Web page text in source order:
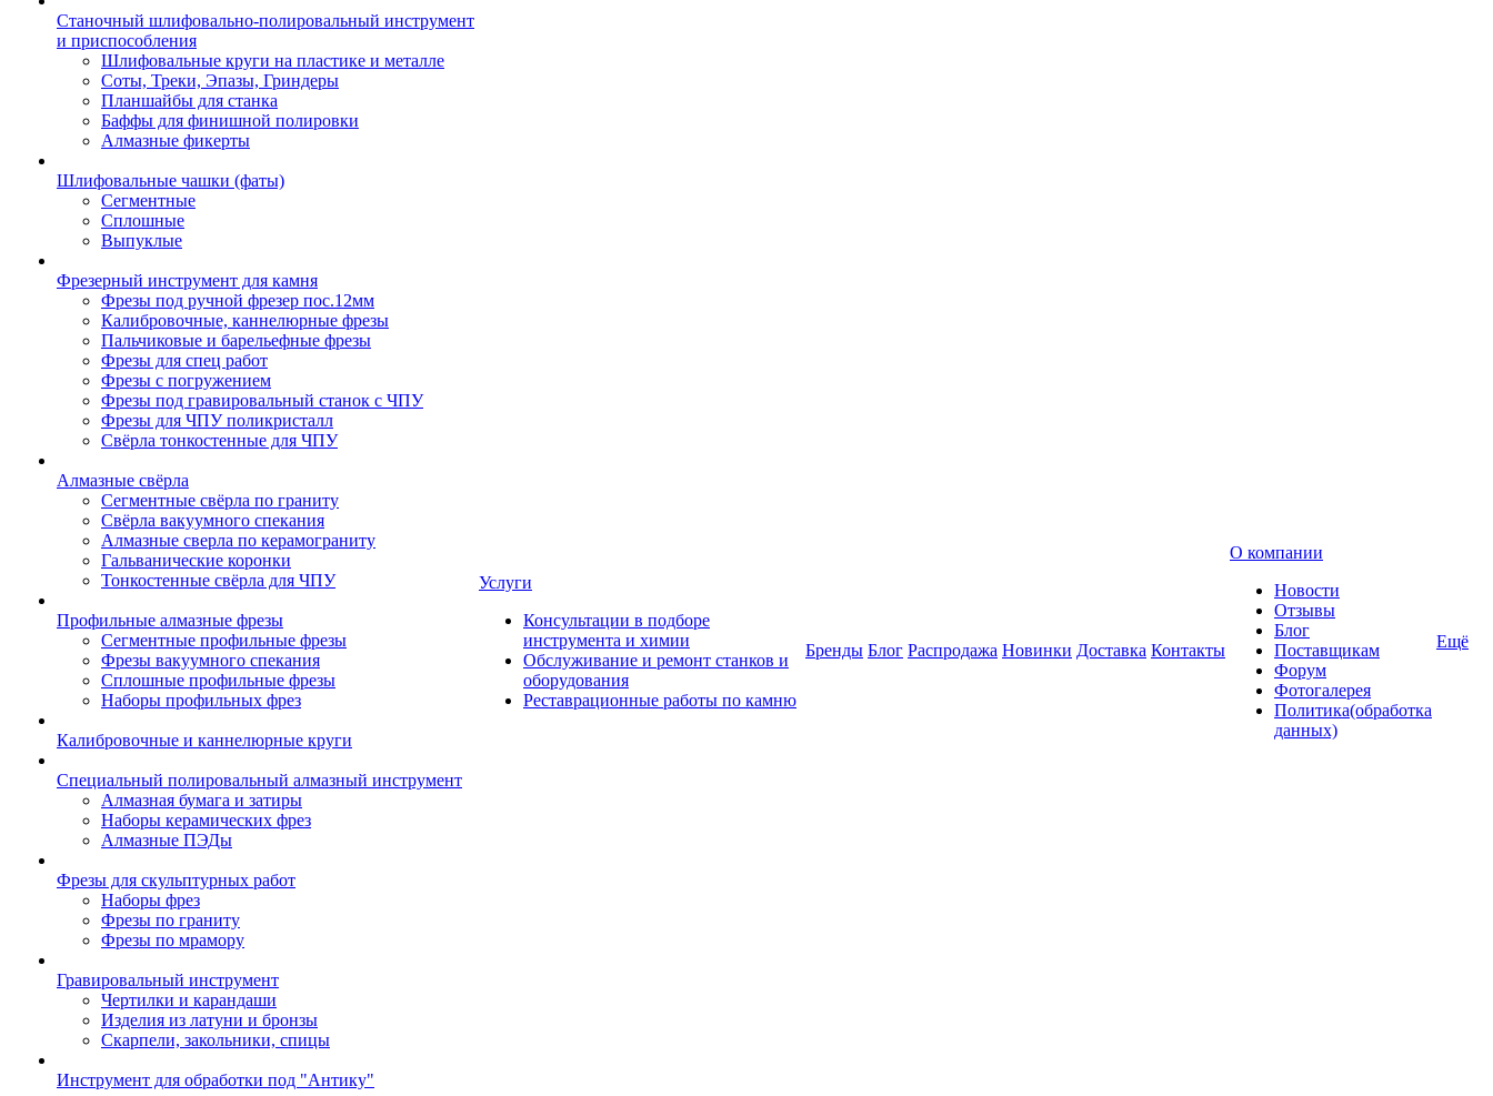
Станочный шлифовально-полировальный инструмент
и приспособления
Шлифовальные круги на пластике и металле
Соты, Треки, Эпазы, Гриндеры
Планшайбы для станка
Баффы для финишной полировки
Алмазные фикерты
Шлифовальные чашки (фаты)
Сегментные
Сплошные
Выпуклые
Фрезерный инструмент для камня
Фрезы под ручной фрезер пос.12мм
Калибровочные, каннелюрные фрезы
Пальчиковые и барельефные фрезы
Фрезы для спец работ
Фрезы с погружением
Фрезы под гравировальный станок с ЧПУ
Фрезы для ЧПУ поликристалл
Свёрла тонкостенные для ЧПУ
Алмазные свёрла
Сегментные свёрла по граниту
Свёрла вакуумного спекания
Алмазные сверла по керамограниту
Гальванические коронки
Тонкостенные свёрла для ЧПУ
Профильные алмазные фрезы
Сегментные профильные фрезы
Фрезы вакуумного спекания
Сплошные профильные фрезы
Наборы профильных фрез
Калибровочные и каннелюрные круги
Специальный полировальный алмазный инструмент
Алмазная бумага и затиры
Наборы керамических фрез
Алмазные ПЭДы
Фрезы для скульптурных работ
Наборы фрез
Фрезы по граниту
Фрезы по мрамору
Гравировальный инструмент
Чертилки и карандаши
Изделия из латуни и бронзы
Скарпели, закольники, спицы
Инструмент для обработки под "Антику"
Услуги
Консультации в подборе
инструмента и химии
Обслуживание и ремонт станков и
оборудования
Реставрационные работы по камню
Бренды Блог Распродажа Новинки Доставка Контакты
О компании
Новости
Отзывы
Блог
Поставщикам
Форум
Фотогалерея
Политика(обработка
данных)
Ещё